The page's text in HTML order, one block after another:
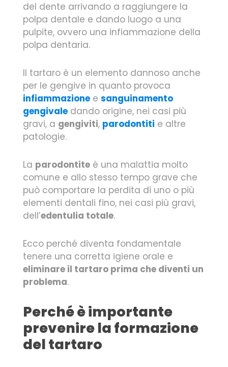
del dente arrivando a raggiungere la
polpa dentale e dando luogo a una
pulpite, ovvero una infiammazione della
polpa dentaria.
Il tartaro è un elemento dannoso anche
per le gengive in quanto provoca
infiammazione e sanguinamento
gengivale dando origine, nei casi più
gravi, a gengiviti, parodontiti e altre
patologie.
La parodontite è una malattia molto
comune e allo stesso tempo grave che
può comportare la perdita di uno o più
elementi dentali fino, nei casi più gravi,
dell’edentulia totale.
Ecco perché diventa fondamentale
tenere una corretta igiene orale e
eliminare il tartaro prima che diventi un
problema.
Perché è importante
prevenire la formazione
del tartaro